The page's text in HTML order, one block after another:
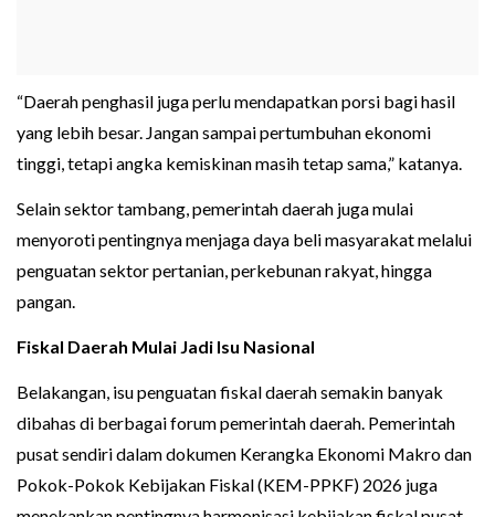
“Daerah penghasil juga perlu mendapatkan porsi bagi hasil
yang lebih besar. Jangan sampai pertumbuhan ekonomi
tinggi, tetapi angka kemiskinan masih tetap sama,” katanya.
Selain sektor tambang, pemerintah daerah juga mulai
menyoroti pentingnya menjaga daya beli masyarakat melalui
penguatan sektor pertanian, perkebunan rakyat, hingga
pangan.
Fiskal Daerah Mulai Jadi Isu Nasional
Belakangan, isu penguatan fiskal daerah semakin banyak
dibahas di berbagai forum pemerintah daerah. Pemerintah
pusat sendiri dalam dokumen Kerangka Ekonomi Makro dan
Pokok-Pokok Kebijakan Fiskal (KEM-PPKF) 2026 juga